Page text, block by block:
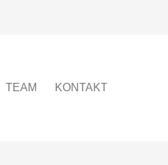
TEAM KONTAKT